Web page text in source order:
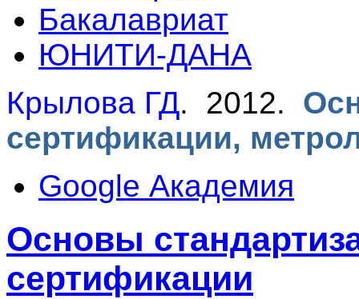
Бакалавриат
ЮНИТИ-ДАНА
Крылова ГД. 2012.
сертификации,
Google Академия
Основы
сертификации